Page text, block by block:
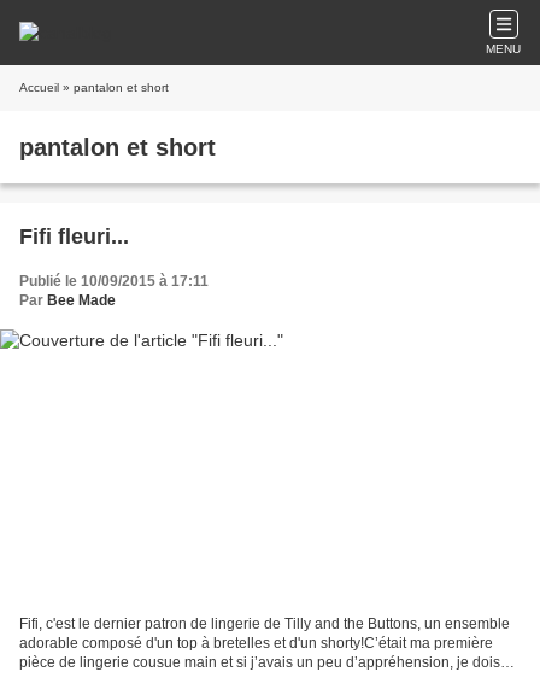
MENU
Accueil » pantalon et short
pantalon et short
Fifi fleuri...
Publié le 10/09/2015 à 17:11
Par Bee Made
Fifi, c'est le dernier patron de lingerie de Tilly and the Buttons, un ensemble
adorable composé d'un top à bretelles et d'un shorty!C’était ma première
pièce de lingerie cousue main et si j’avais un peu d’appréhension, je dois